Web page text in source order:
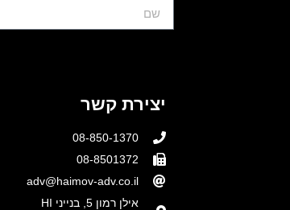
יצירת קשר
08-850-1370
08-8501372
adv@haimov-adv.co.il
אילן רמון 5, בנייני HI